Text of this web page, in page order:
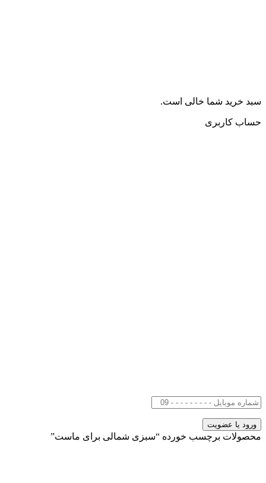
سبد خرید شما خالی است.
حساب کاربری
محصولات برچسب خورده “سبزی شمالی برای ماست”